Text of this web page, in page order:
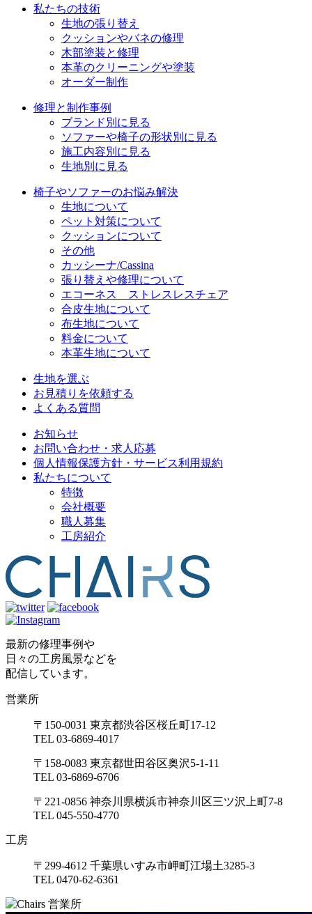
私たちの技術
生地の張り替え
クッションやバネの修理
木部塗装と修理
本革のクリーニングや塗装
オーダー制作
修理と制作事例
ブランド別に見る
ソファーや椅子の形状別に見る
施工内容別に見る
生地別に見る
椅子やソファーのお悩み解決
生地について
ペット対策について
クッションについて
その他
カッシーナ/Cassina
張り替えや修理について
エコーネス ストレスレスチェア
合皮生地について
布生地について
料金について
本革生地について
生地を選ぶ
お見積りを依頼する
よくある質問
お知らせ
お問い合わせ・求人応募
個人情報保護方針・サービス利用規約
私たちについて
特徴
会社概要
職人募集
工房紹介
最新の修理事例や
日々の工房風景などを
配信しています。
営業所
〒150-0031 東京都渋谷区桜丘町17-12
TEL 03-6869-4017
〒158-0083 東京都世田谷区奥沢5-1-11
TEL 03-6869-6706
〒221-0856 神奈川県横浜市神奈川区三ツ沢上町7-8
TEL 045-550-4770
工房
〒299-4612 千葉県いすみ市岬町江場土3285-3
TEL 0470-62-6361